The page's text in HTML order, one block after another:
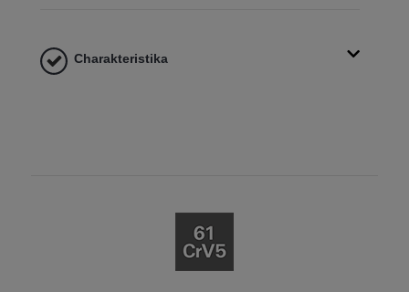
Charakteristika